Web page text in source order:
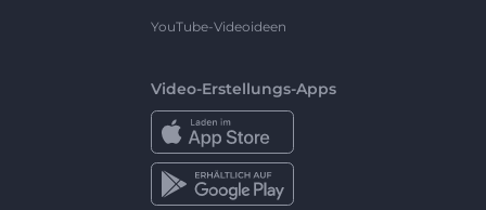
YouTube-Videoideen
Video-Erstellungs-Apps